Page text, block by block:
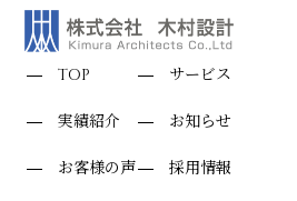
TOP
実績紹介
お客様の声
サービス
お知らせ
採用情報